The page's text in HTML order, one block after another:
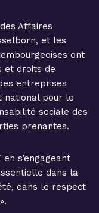
Affaires
et les
ont
et droits de
entreprises
national pour le
sociale des
prenantes.
s’engageant
dans la
dans le respect